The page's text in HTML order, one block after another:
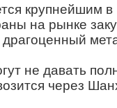
крупнейшим
на рынке
не давать
через